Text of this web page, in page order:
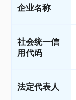
企业名称
社会统一信
用代码
法定代表人